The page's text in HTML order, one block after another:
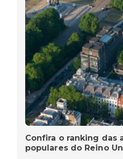
Confira o ranking das
populares do Reino